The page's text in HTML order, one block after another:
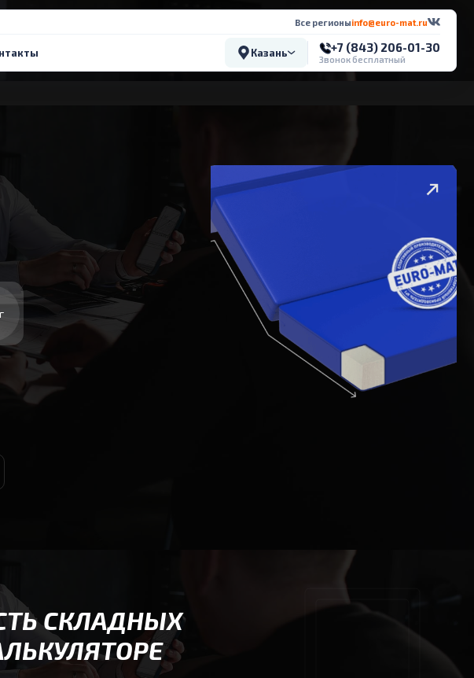
Все регионыinfo@euro-mat.ru
Казань +7 (843) 206-01-30
Звонок бесплатный
СКЛАДНЫХ